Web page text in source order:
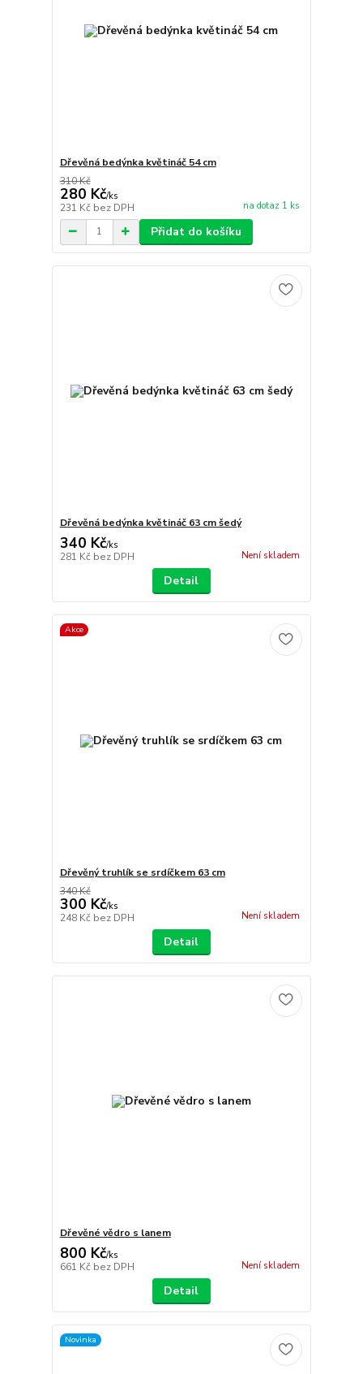
Dřevěná bedýnka květináč 54 cm
310 Kč
280 Kč/ks
231 Kč bez DPH na dotaz 1 ks
Přidat do košíku
Dřevěná bedýnka květináč 63 cm šedý
340 Kč/ks
281 Kč bez DPH Není skladem
Detail
Akce
Dřevěný truhlík se srdíčkem 63 cm
340 Kč
300 Kč/ks
248 Kč bez DPH Není skladem
Detail
Dřevěné vědro s lanem
800 Kč/ks
661 Kč bez DPH Není skladem
Detail
Novinka